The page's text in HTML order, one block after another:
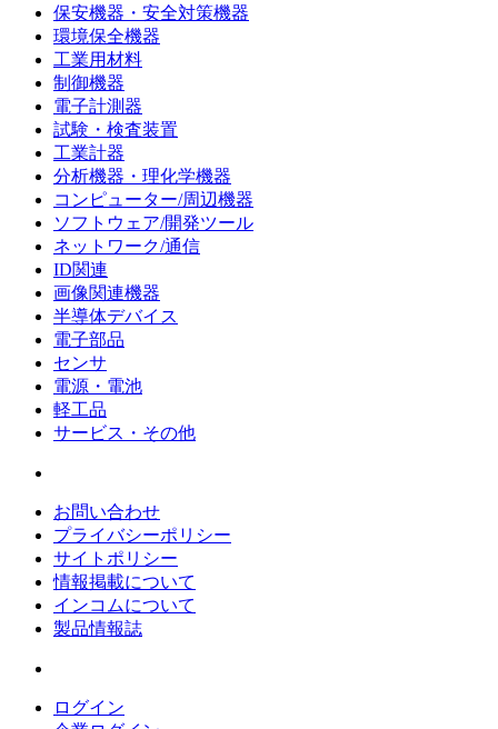
保安機器・安全対策機器
環境保全機器
工業用材料
制御機器
電子計測器
試験・検査装置
工業計器
分析機器・理化学機器
コンピューター/周辺機器
ソフトウェア/開発ツール
ネットワーク/通信
ID関連
画像関連機器
半導体デバイス
電子部品
センサ
電源・電池
軽工品
サービス・その他
お問い合わせ
プライバシーポリシー
サイトポリシー
情報掲載について
インコムについて
製品情報誌
ログイン